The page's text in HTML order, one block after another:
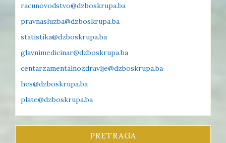
racunovodstvo@dzboskrupa.ba
pravnasluzba@dzboskrupa.ba
statistika@dzboskrupa.ba
glavnimedicinar@dzboskrupa.ba
centarzamentalnozdravlje@dzboskrupa.ba
hes@dzboskrupa.ba
plate@dzboskrupa.ba
PRETRAGA